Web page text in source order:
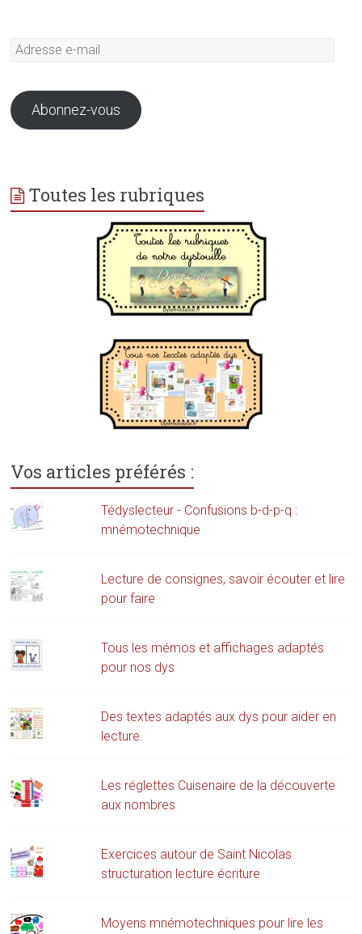
Adresse
Abonnez-vous
Toutes les rubriques
Vos articles préférés :
Tédyslecteur - Confusions b-d-p-q :
mnémotechnique
Lecture de consignes, savoir écouter et lire
pour faire
Tous les mémos et affichages adaptés
pour nos dys
Des textes adaptés aux dys pour aider en
lecture.
Les réglettes Cuisenaire de la découverte
aux nombres
Exercices autour de Saint Nicolas
structuration lecture écriture
Moyens mnémotechniques pour lire les